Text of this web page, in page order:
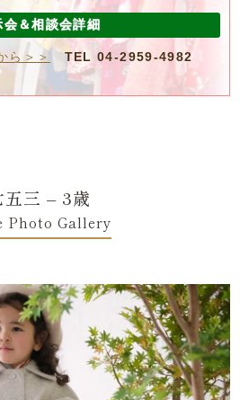
会＆相談会詳細
ら＞＞ TEL 04-2959-4982
五三 – 3歳
Photo Gallery